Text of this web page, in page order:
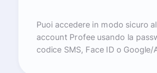
Puoi accedere in modo sicuro
account Profee usando la
codice SMS, Face ID o Google/